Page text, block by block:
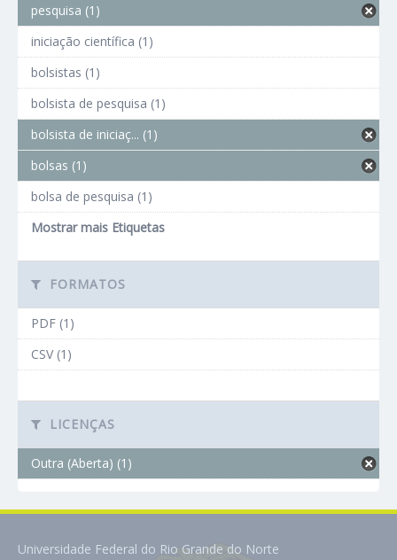
pesquisa (1)
iniciação científica (1)
bolsistas (1)
bolsista de pesquisa (1)
bolsista de iniciaç... (1)
bolsas (1)
bolsa de pesquisa (1)
Mostrar mais Etiquetas
FORMATOS
PDF (1)
CSV (1)
LICENÇAS
Outra (Aberta) (1)
Universidade Federal do Rio Grande do Norte